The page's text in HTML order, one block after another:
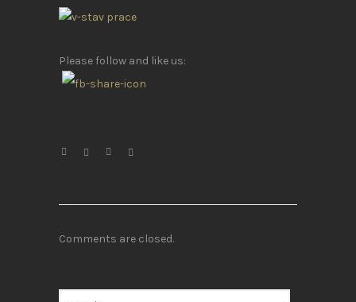
Please follow and like us:
Comments are closed.